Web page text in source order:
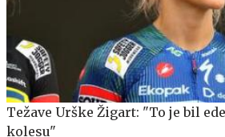
Težave Urške Žigart: "To je bil
kolesu"